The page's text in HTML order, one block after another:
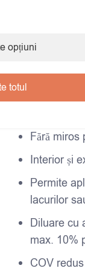
Aderență
Uscare
20°C)
Rezistență
(ideal
Nu
Fără miros
Interior și
Permite
lacurilor
Diluare cu
max. 10%
COV
opțiuni
totul